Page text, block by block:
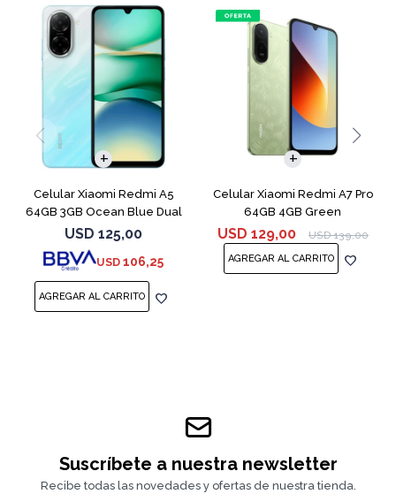
Celular Xiaomi Redmi A5
64GB 3GB Ocean Blue Dual
Sim
USD 125,00
USD 106,25
COMPARAR
Celular Xiaomi Redmi A7 Pro
64GB 4GB Green
USD 129,00 USD 139,00
COMPARAR
Suscríbete a nuestra newsletter
Recibe todas las novedades y ofertas de nuestra tienda.